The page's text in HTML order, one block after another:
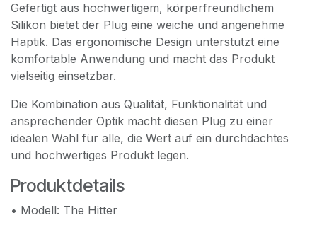
Gefertigt aus hochwertigem, körperfreundlichem
Silikon bietet der Plug eine weiche und angenehme
Haptik. Das ergonomische Design unterstützt eine
komfortable Anwendung und macht das Produkt
vielseitig einsetzbar.
Die Kombination aus Qualität, Funktionalität und
ansprechender Optik macht diesen Plug zu einer
idealen Wahl für alle, die Wert auf ein durchdachtes
und hochwertiges Produkt legen.
Produktdetails
• Modell: The Hitter